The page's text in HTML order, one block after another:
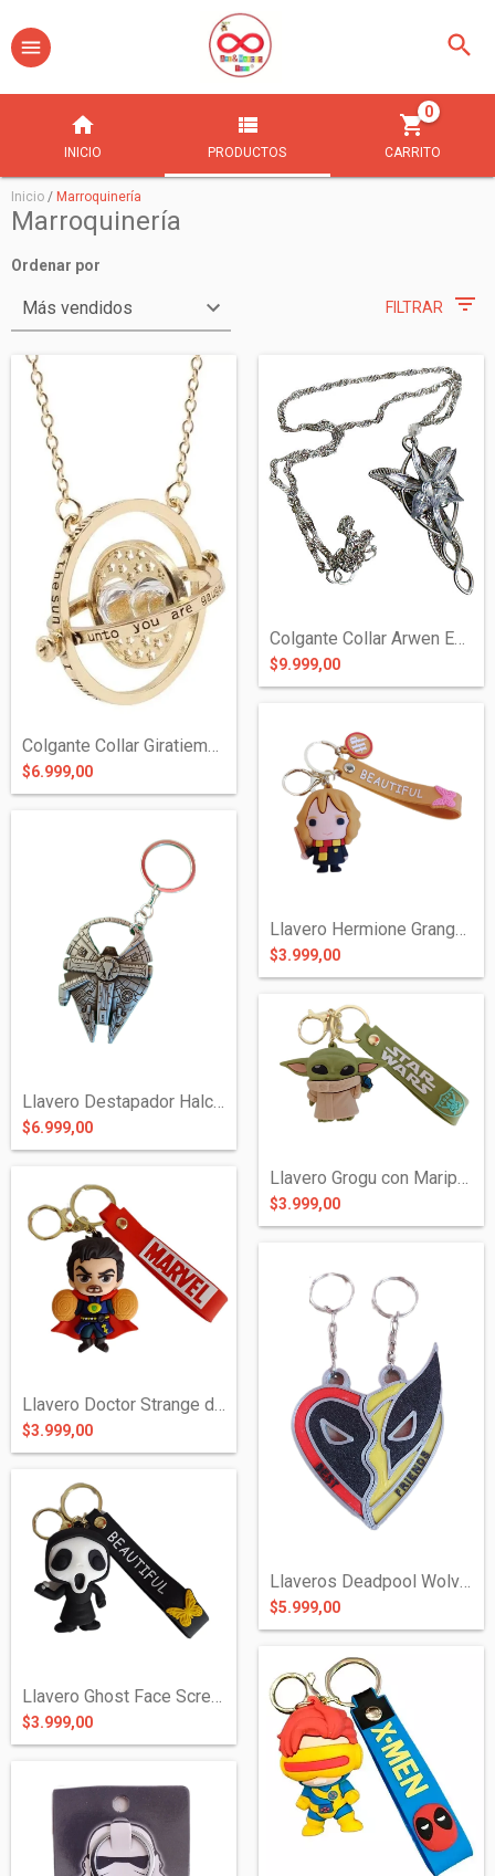
INICIO PRODUCTOS CARRITO
0
Inicio / Marroquinería
Marroquinería
Ordenar por
FILTRAR
Colgante Collar Giratiempo Harry Potter...
$6.999,00
Colgante Collar Arwen Evenstar de Metal...
$9.999,00
Llavero Destapador Halcón Milenario de M...
$6.999,00
Llavero Hermione Granger de Silicona - H...
$3.999,00
Llavero Doctor Strange de Silicona - Ave...
$3.999,00
Llavero Grogu con Mariposa de Silicona -...
$3.999,00
$3.999,00
Llaveros Deadpool Wolverine Best Friends...
$5.999,00